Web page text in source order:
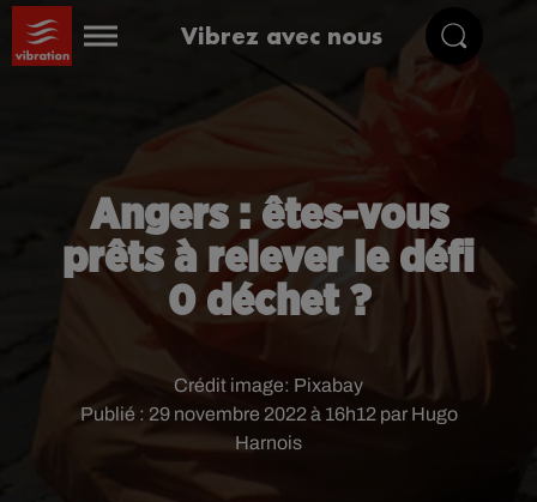
Vibrez avec nous
Angers : êtes-vous
prêts à relever le défi
0 déchet ?
Publié : 29 novembre 2022 à 16h12 par Hugo
Harnois
Crédit image: Pixabay